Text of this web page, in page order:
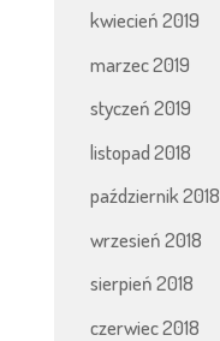
kwiecień 2019
marzec 2019
styczeń 2019
listopad 2018
październik 2018
wrzesień 2018
sierpień 2018
czerwiec 2018